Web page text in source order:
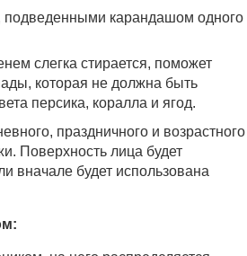
карандашом одного
слегка стирается, поможет
которая не должна быть
персика, коралла и ягод.
праздничного и возрастного
Поверхность лица будет
вначале будет использована